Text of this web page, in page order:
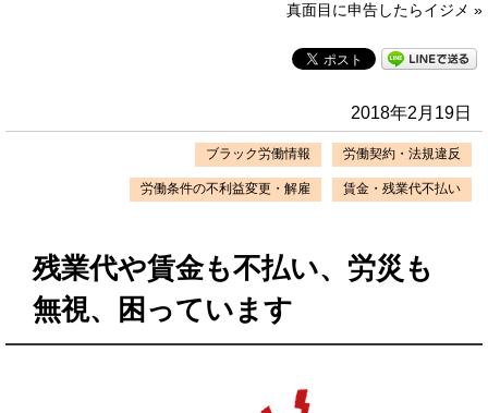
真面目に申告したらイジメ »
2018年2月19日
ブラック労働情報 労働契約・法規違反
労働条件の不利益変更・解雇 賃金・残業代不払い
残業代や賃金も不払い、労災も
無視、困っています